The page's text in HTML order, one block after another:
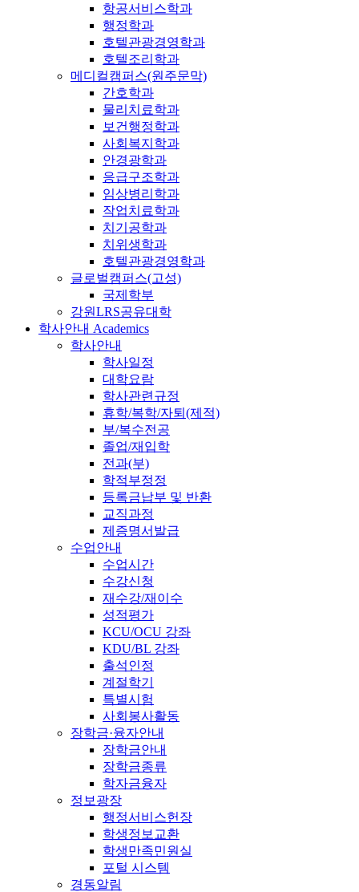
항공서비스학과
행정학과
호텔관광경영학과
호텔조리학과
메디컬캠퍼스(원주문막)
간호학과
물리치료학과
보건행정학과
사회복지학과
안경광학과
응급구조학과
임상병리학과
작업치료학과
치기공학과
치위생학과
호텔관광경영학과
글로벌캠퍼스(고성)
국제학부
강원LRS공유대학
학사안내 Academics
학사안내
학사일정
대학요람
학사관련규정
휴학/복학/자퇴(제적)
부/복수전공
졸업/재입학
전과(부)
학적부정정
등록금납부 및 반환
교직과정
제증명서발급
수업안내
수업시간
수강신청
재수강/재이수
성적평가
KCU/OCU 강좌
KDU/BL 강좌
출석인정
계절학기
특별시험
사회봉사활동
장학금·융자안내
장학금안내
장학금종류
학자금융자
정보광장
행정서비스헌장
학생정보교환
학생만족민원실
포털 시스템
경동알림